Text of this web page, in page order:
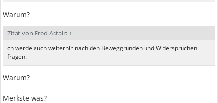
Warum?
Zitat von Fred Astair: ↑
ch werde auch weiterhin nach den Beweggründen und Widersprüchen
fragen.
Warum?
Merkste was?